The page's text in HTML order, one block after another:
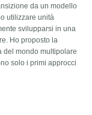
da un modello
utilizzare unità
svilupparsi in una
Ho proposto la
del mondo multipolare
solo i primi approcci